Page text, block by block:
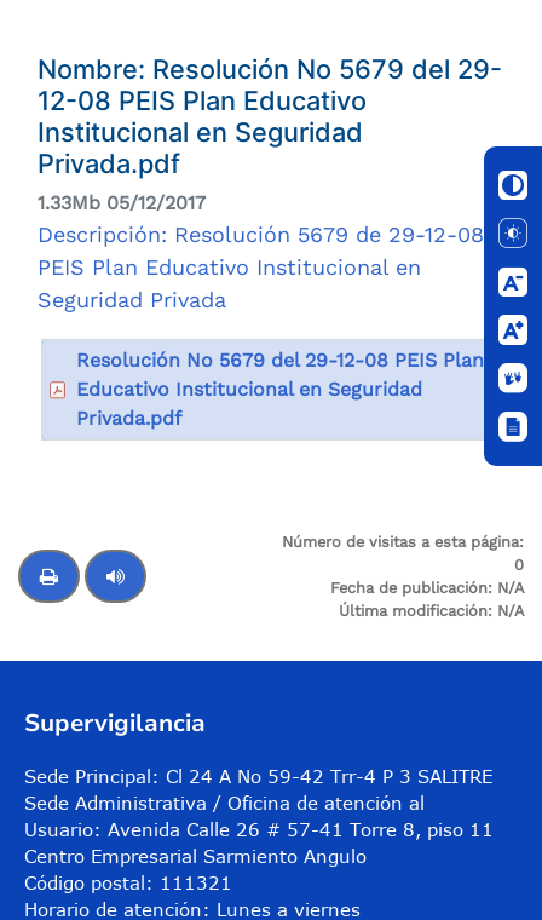
Nombre: Resolución No 5679 del 29-
12-08 PEIS Plan Educativo
Institucional en Seguridad
Privada.pdf
1.33Mb 05/12/2017
Descripción: Resolución 5679 de 29-12-08
PEIS Plan Educativo Institucional en
Seguridad Privada
Resolución No 5679 del 29-12-08 PEIS Plan
Educativo Institucional en Seguridad
Privada.pdf
Número de visitas a esta página:
0
Fecha de publicación: N/A
Última modificación: N/A
Supervigilancia
Sede Principal: Cl 24 A No 59-42 Trr-4 P 3 SALITRE
Sede Administrativa / Oficina de atención al
Usuario: Avenida Calle 26 # 57-41 Torre 8, piso 11
Centro Empresarial Sarmiento Angulo
Código postal: 111321
Horario de atención: Lunes a viernes